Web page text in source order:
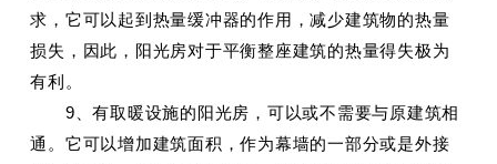
求，它可以起到热量缓冲器的作用，减少建筑物的热量
损失，因此，阳光房对于平衡整座建筑的热量得失极为
有利。
9、有取暖设施的阳光房，可以或不需要与原建筑相
通。它可以增加建筑面积，作为幕墙的一部分或是外接